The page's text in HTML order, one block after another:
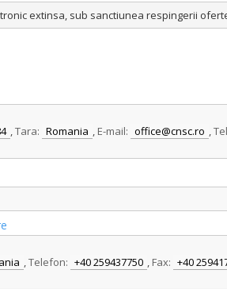
extinsa, sub sanctiunea respingerii
,Tara: Romania , E-mail: office@cnsc.ro ,
,Telefon: +40 259437750 , Fax: +40